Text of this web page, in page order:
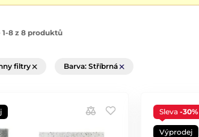
8 z 8 produktů
filtry Barva: Stříbrná
Sleva -30%
Výprodej